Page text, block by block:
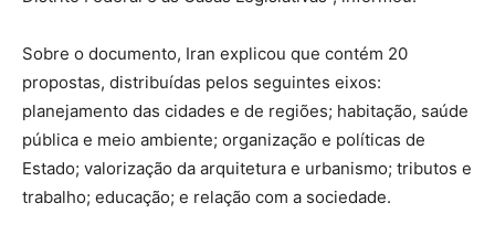
Sobre o documento, Iran explicou que contém 20
propostas, distribuídas pelos seguintes eixos:
planejamento das cidades e de regiões; habitação, saúde
pública e meio ambiente; organização e políticas de
Estado; valorização da arquitetura e urbanismo; tributos e
trabalho; educação; e relação com a sociedade.